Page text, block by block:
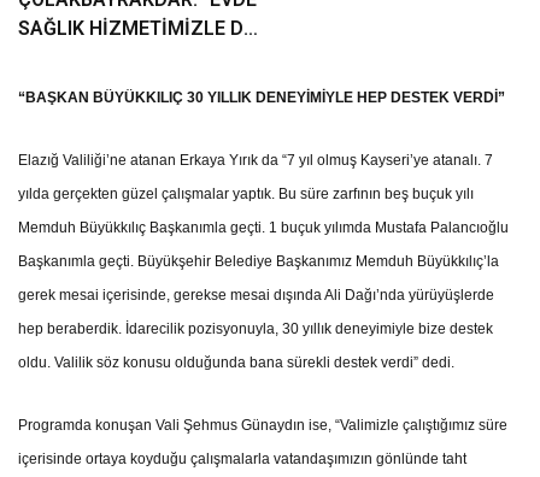
SAĞLIK HİZMETİMİZLE DE
DOKUNUYORUZ”
“BAŞKAN BÜYÜKKILIÇ 30 YILLIK DENEYİMİYLE HEP DESTEK VERDİ”
Elazığ Valiliği’ne atanan Erkaya Yırık da “7 yıl olmuş Kayseri’ye atanalı. 7
yılda gerçekten güzel çalışmalar yaptık. Bu süre zarfının beş buçuk yılı
Memduh Büyükkılıç Başkanımla geçti. 1 buçuk yılımda Mustafa Palancıoğlu
Başkanımla geçti. Büyükşehir Belediye Başkanımız Memduh Büyükkılıç’la
gerek mesai içerisinde, gerekse mesai dışında Ali Dağı’nda yürüyüşlerde
hep beraberdik. İdarecilik pozisyonuyla, 30 yıllık deneyimiyle bize destek
oldu. Valilik söz konusu olduğunda bana sürekli destek verdi” dedi.
Programda konuşan Vali Şehmus Günaydın ise, “Valimizle çalıştığımız süre
içerisinde ortaya koyduğu çalışmalarla vatandaşımızın gönlünde taht